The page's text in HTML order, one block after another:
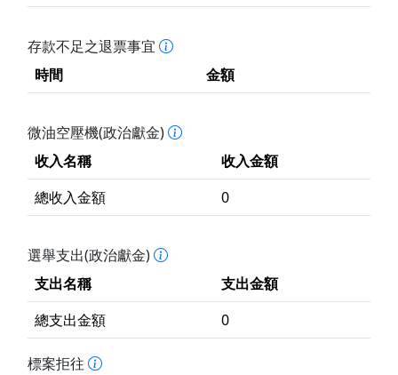
存款不足之退票事宜
時間
金額
微油空壓機(政治獻金)
收入名稱
收入金額
總收入金額
0
選舉支出(政治獻金)
支出名稱
支出金額
總支出金額
0
標案拒往